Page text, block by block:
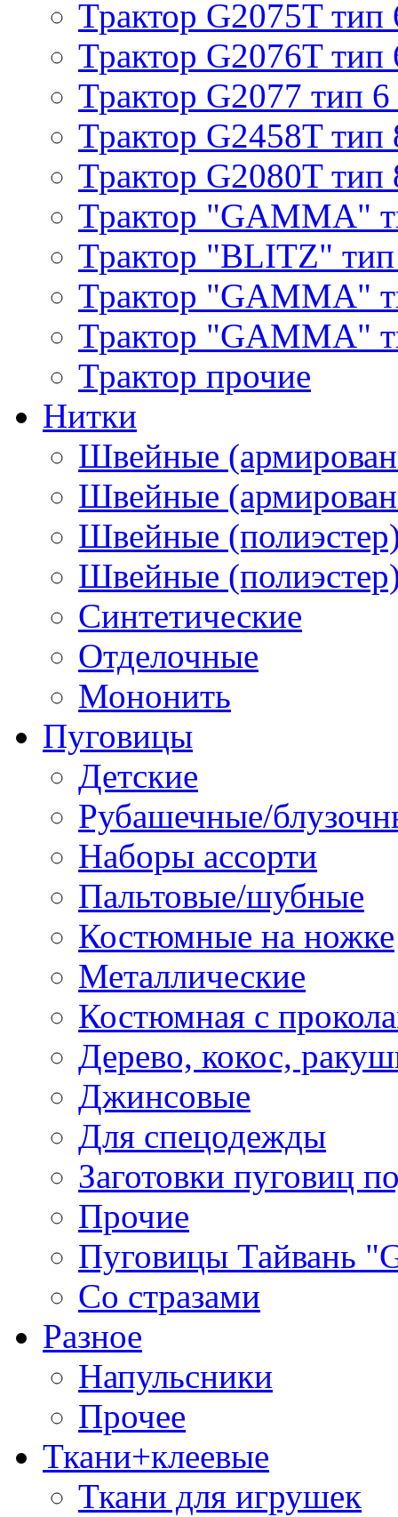
Трактор G2075T тип
Трактор G2076T тип
Трактор G2077 тип 6
Трактор G2458T тип
Трактор G2080T тип
Трактор "GAMMA"
Трактор "BLITZ"
Трактор "GAMMA"
Трактор "GAMMA"
Трактор прочие
Нитки
Швейные
Швейные
Швейные
Швейные
Синтетические
Отделочные
Мононить
Пуговицы
Детские
Рубашечные/
Наборы ассорти
Пальтовые/шубные
Костюмные на ножке
Металлические
Костюмная с
Дерево, кокос,
Джинсовые
Для спецодежды
Заготовки пуговиц
Прочие
Пуговицы Тайвань
Со стразами
Разное
Напульсники
Прочее
Ткани+клеевые
Ткани для игрушек